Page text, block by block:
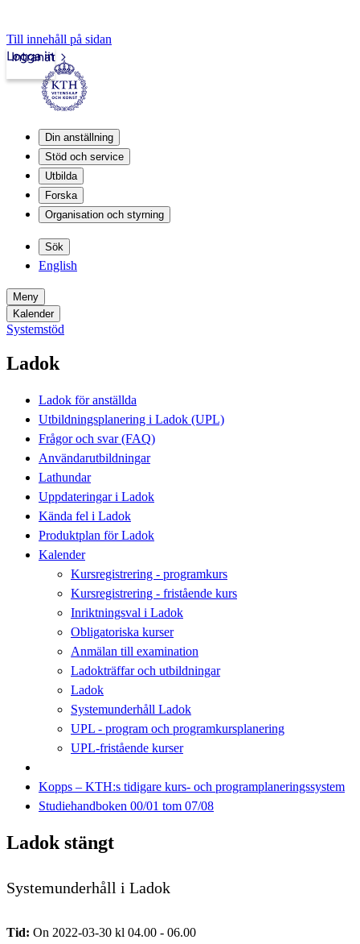
Till innehåll på sidan
Intranät
Logga in
Din anställning
Stöd och service
Utbilda
Forska
Organisation och styrning
Sök
English
Meny
Kalender
Systemstöd
Ladok
Ladok för anställda
Utbildningsplanering i Ladok (UPL)
Frågor och svar (FAQ)
Användarutbildningar
Lathundar
Uppdateringar i Ladok
Kända fel i Ladok
Produktplan för Ladok
Kalender
Kursregistrering - programkurs
Kursregistrering - fristående kurs
Inriktningsval i Ladok
Obligatoriska kurser
Anmälan till examination
Ladokträffar och utbildningar
Ladok
Systemunderhåll Ladok
UPL - program och programkursplanering
UPL-fristående kurser
Kopps – KTH:s tidigare kurs- och programplaneringssystem
Studiehandboken 00/01 tom 07/08
Ladok stängt
Systemunderhåll i Ladok
Tid: On 2022-03-30 kl 04.00 - 06.00